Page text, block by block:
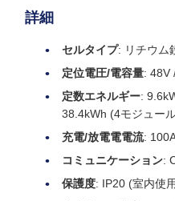
詳細
セルタイプ: リチウム
定位電圧/電容量: 48V
定数エネルギー:
38.4kWh (4モジュー
充電/放電電電流:
コミュニケーション:
保護度: IP20 (室内使